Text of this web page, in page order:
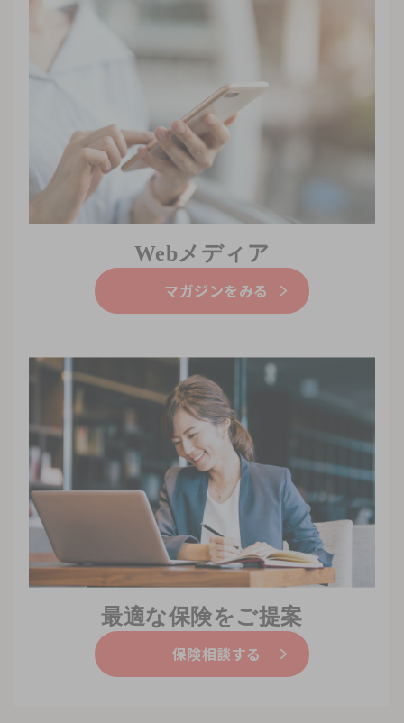
Webメディア
マガジンをみる
最適な保険をご提案
保険相談する